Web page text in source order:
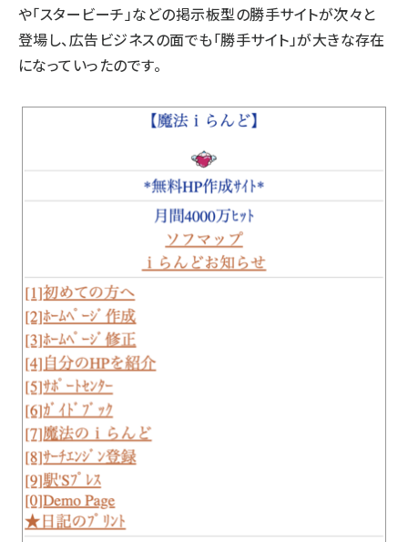
や「スタービーチ」などの掲示板型の勝手サイトが次々と
登場し、広告ビジネスの面でも「勝手サイト」が大きな存在
になっていったのです。